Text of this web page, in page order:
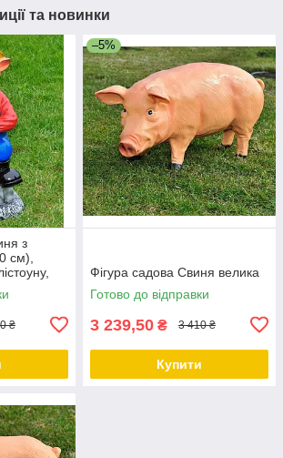
та новинки
з
см),
₴
–5%
Фігура садова Свиня велика
Готово до відправки
3 239,50 ₴ 3 410 ₴
Купити